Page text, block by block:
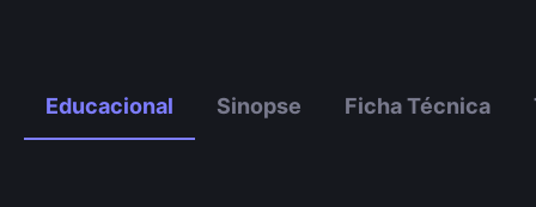
Educacional Sinopse Ficha Técnica